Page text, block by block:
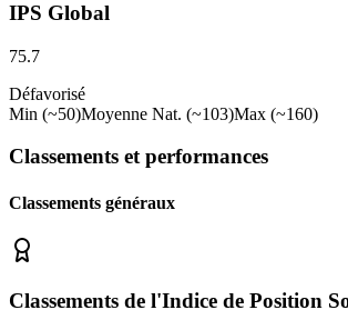
IPS Global
75.7
Défavorisé
Min (~50)Moyenne Nat. (~103)Max (~160)
Classements et performances
Classements généraux
Classements de l'Indice de Position